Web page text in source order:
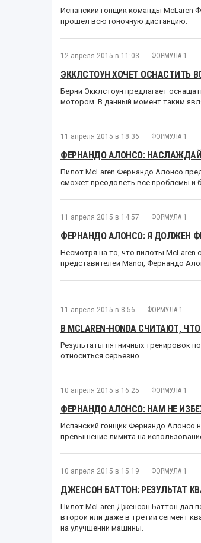
Испанский гонщик команды McLaren
прошел всю гоночную дистанцию.
12 апреля 2015 в 11:03 ФОРМУЛА 1
ЭККЛСТОУН ХОЧЕТ ОСНАСТИТЬ
Берни Экклстоун предлагает
мотором. В данный момент таким
11 апреля 2015 в 18:36 ФОРМУЛА 1
ФЕРНАНДО АЛОНСО:
Пилот McLaren Фернандо Алонсо
сможет преодолеть все проблемы и
11 апреля 2015 в 14:57 ФОРМУЛА 1
ФЕРНАНДО АЛОНСО: Я ДОЛЖЕН
Несмотря на то, что пилоты McLaren
представителей Manor, Фернандо
11 апреля 2015 в 8:56 ФОРМУЛА 1
В MCLAREN-HONDA СЧИТАЮТ,
Результаты пятничных тренировок
относиться серьезно.
10 апреля 2015 в 16:25 ФОРМУЛА 1
ФЕРНАНДО АЛОНСО: НАМ НЕ
Испанский гонщик Фернандо Алонсо
превышение лимита на
10 апреля 2015 в 15:19 ФОРМУЛА 1
ДЖЕНСОН БАТТОН: РЕЗУЛЬТАТ
Пилот McLaren Дженсон Баттон дал
второй или даже в третий сегмент
на улучшении машины.